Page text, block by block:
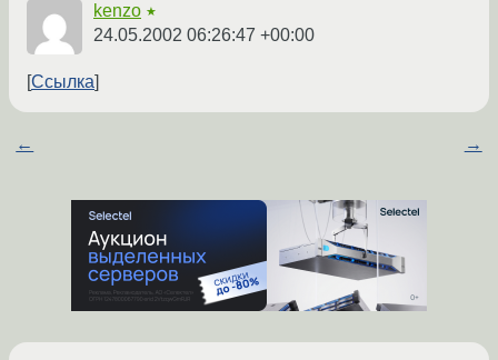
kenzo ★
24.05.2002 06:26:47 +00:00
Ссылка
← →